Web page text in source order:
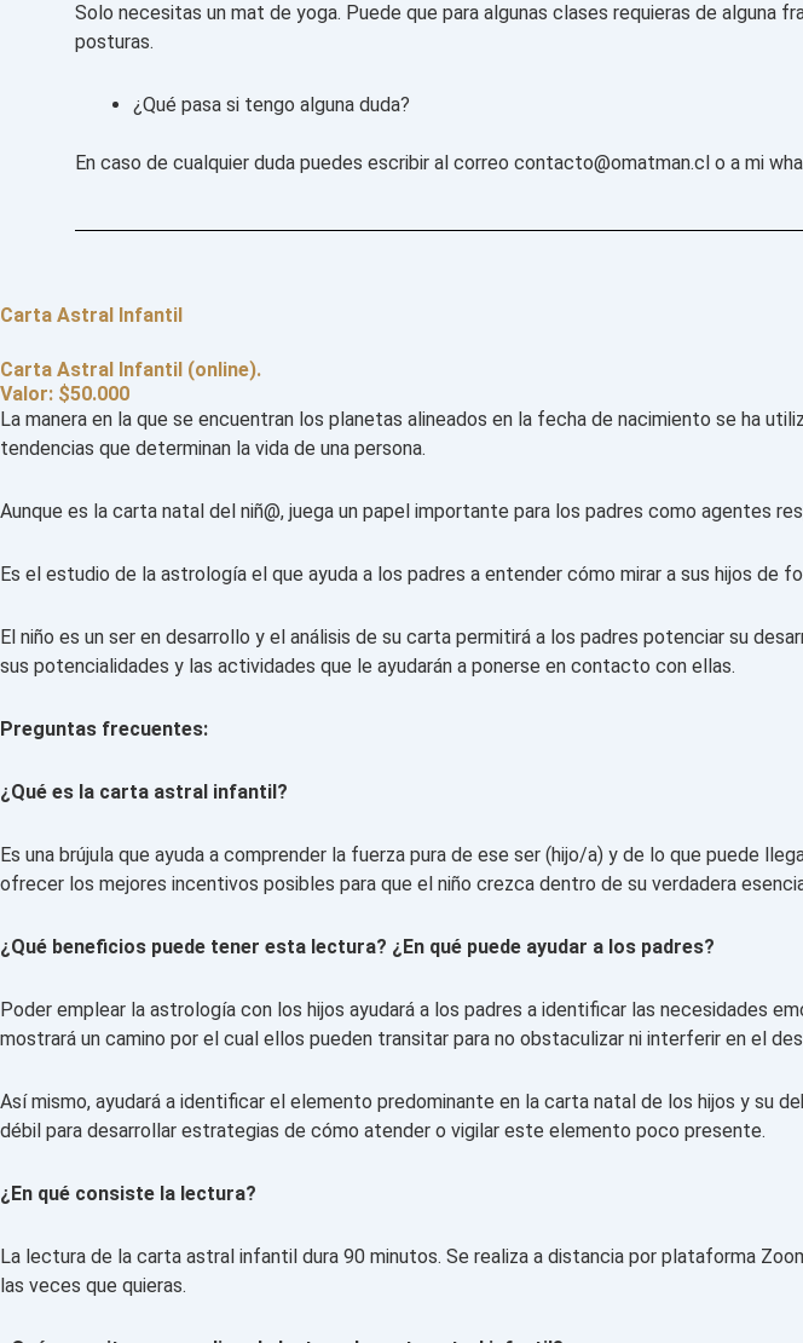
Solo necesitas un mat de yoga. Puede que para algunas clases requieras de alguna
posturas.
¿Qué pasa si tengo alguna duda?
En caso de cualquier duda puedes escribir al correo contacto@omatman.cl o a mi
Carta Astral Infantil
Carta Astral Infantil (online).
Valor: $50.000
La manera en la que se encuentran los planetas alineados en la fecha de nacimiento se ha
tendencias que determinan la vida de una persona.
Aunque es la carta natal del niñ@, juega un papel importante para los padres como agentes
Es el estudio de la astrología el que ayuda a los padres a entender cómo mirar a sus hijos de
El niño es un ser en desarrollo y el análisis de su carta permitirá a los padres potenciar su
sus potencialidades y las actividades que le ayudarán a ponerse en contacto con ellas.
Preguntas frecuentes:
¿Qué es la carta astral infantil?
Es una brújula que ayuda a comprender la fuerza pura de ese ser (hijo/a) y de lo que puede
ofrecer los mejores incentivos posibles para que el niño crezca dentro de su verdadera
¿Qué beneficios puede tener esta lectura? ¿En qué puede ayudar a los padres?
Poder emplear la astrología con los hijos ayudará a los padres a identificar las necesidades
mostrará un camino por el cual ellos pueden transitar para no obstaculizar ni interferir en el
Así mismo, ayudará a identificar el elemento predominante en la carta natal de los hijos y su
débil para desarrollar estrategias de cómo atender o vigilar este elemento poco presente.
¿En qué consiste la lectura?
La lectura de la carta astral infantil dura 90 minutos. Se realiza a distancia por plataforma
las veces que quieras.